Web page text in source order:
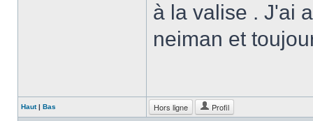
à la valise . J'ai
neiman et
Haut| Bas Hors ligne Profil